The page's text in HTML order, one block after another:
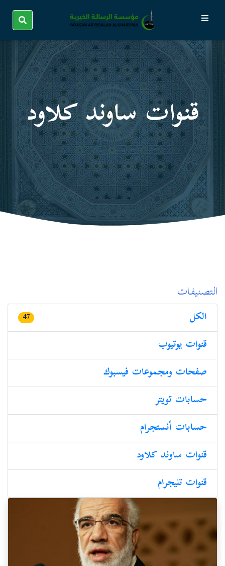
قنوات ساوند كلاود
التصنيفات
الكل 47
قنوات یوتیوب
صفحات ومجموعات فیسبوك
حسابات تویتر
حسابات أنستجرام
قنوات ساوند كلاود
قنوات تليجرام